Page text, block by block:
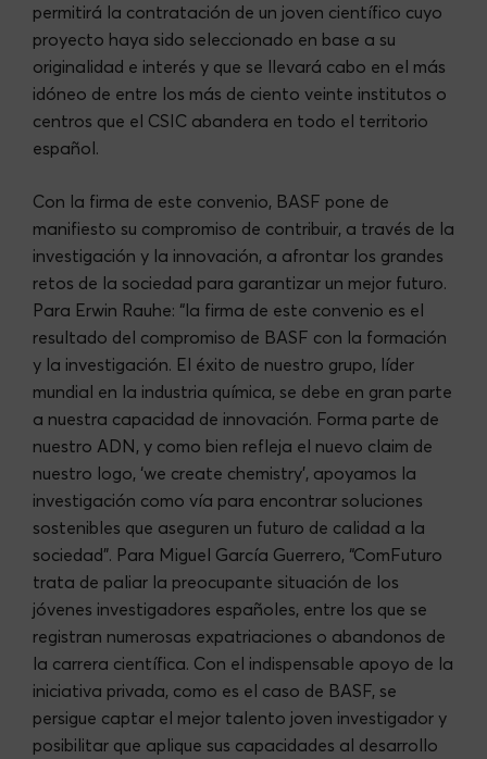
permitirá la contratación de un joven científico cuyo
proyecto haya sido seleccionado en base a su
originalidad e interés y que se llevará cabo en el más
idóneo de entre los más de ciento veinte institutos o
centros que el CSIC abandera en todo el territorio
español.
Con la firma de este convenio, BASF pone de
manifiesto su compromiso de contribuir, a través de la
investigación y la innovación, a afrontar los grandes
retos de la sociedad para garantizar un mejor futuro.
Para Erwin Rauhe: “la firma de este convenio es el
resultado del compromiso de BASF con la formación
y la investigación. El éxito de nuestro grupo, líder
mundial en la industria química, se debe en gran parte
a nuestra capacidad de innovación. Forma parte de
nuestro ADN, y como bien refleja el nuevo claim de
nuestro logo, ‘we create chemistry’, apoyamos la
investigación como vía para encontrar soluciones
sostenibles que aseguren un futuro de calidad a la
sociedad”. Para Miguel García Guerrero, “ComFuturo
trata de paliar la preocupante situación de los
jóvenes investigadores españoles, entre los que se
registran numerosas expatriaciones o abandonos de
la carrera científica. Con el indispensable apoyo de la
iniciativa privada, como es el caso de BASF, se
persigue captar el mejor talento joven investigador y
posibilitar que aplique sus capacidades al desarrollo